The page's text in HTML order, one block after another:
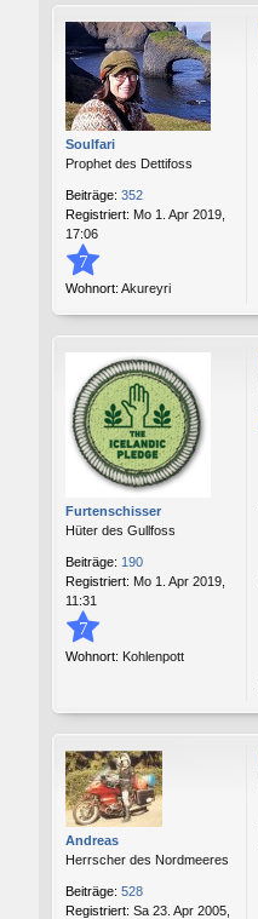
Soulfari
Prophet des Dettifoss
Beiträge: 352
Registriert: Mo 1. Apr 2019,
17:06
7
Wohnort: Akureyri
Furtenschisser
Hüter des Gullfoss
Beiträge: 190
Registriert: Mo 1. Apr 2019,
11:31
7
Wohnort: Kohlenpott
Andreas
Herrscher des Nordmeeres
Beiträge: 528
Registriert: Sa 23. Apr 2005,